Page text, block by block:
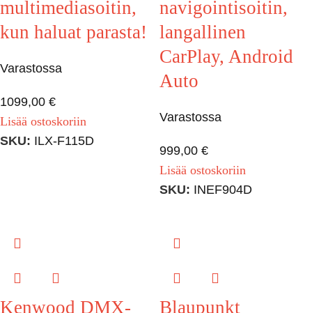
multimediasoitin,
kun haluat parasta!
Varastossa
1099,00 €
Lisää ostoskoriin
SKU: ILX-F115D
navigointisoitin,
langallinen
CarPlay, Android
Auto
Varastossa
999,00 €
Lisää ostoskoriin
SKU: INEF904D
Kenwood DMX-
Blaupunkt